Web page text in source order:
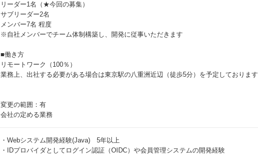
リーダー1名（★今回の募集）
サブリーダー2名
メンバー7名 程度
※自社メンバーでチーム体制構築し、開発に従事いただきます
■働き方
リモートワーク（100％）
業務上、出社する必要がある場合は東京駅の八重洲近辺（徒歩5分）を予定しております
変更の範囲：有
会社の定める業務
・Webシステム開発経験(Java) 5年以上
・IDプロバイダとしてログイン認証（OIDC）や会員管理システムの開発経験